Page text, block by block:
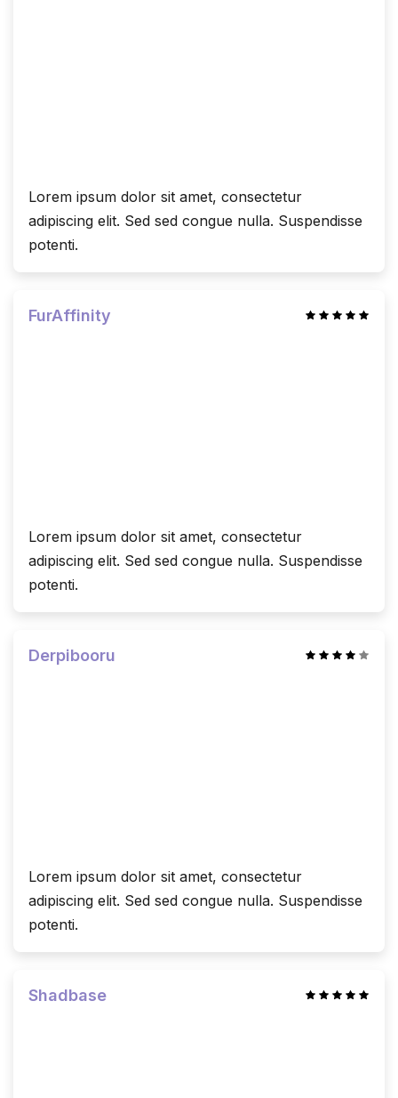
Lorem ipsum dolor sit amet, consectetur
adipiscing elit. Sed sed congue nulla. Suspendisse
potenti.
FurAffinity
Lorem ipsum dolor sit amet, consectetur
adipiscing elit. Sed sed congue nulla. Suspendisse
potenti.
Derpibooru
Lorem ipsum dolor sit amet, consectetur
adipiscing elit. Sed sed congue nulla. Suspendisse
potenti.
Shadbase